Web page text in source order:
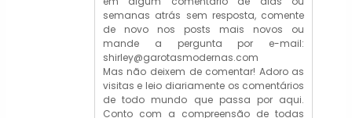
semanas atrás sem resposta, comente
de novo nos posts mais novos ou
mande a pergunta por e-mail:
shirley@garotasmodernas.com
Mas não deixem de comentar! Adoro as
visitas e leio diariamente os comentários
de todo mundo que passa por aqui.
Conto com a compreensão de todas